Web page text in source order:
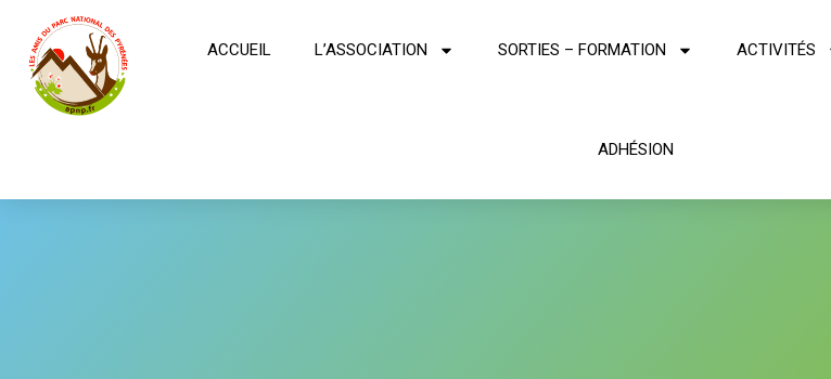
ACCUEIL L’ASSOCIATION SORTIES – FORMATION ACTIVITÉS
ADHÉSION